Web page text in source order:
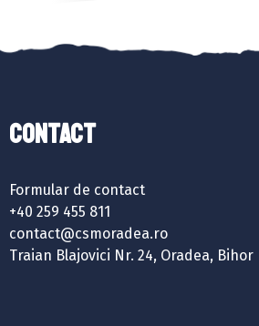
Contact
Formular de contact
+40 259 455 811
contact@csmoradea.ro
Traian Blajovici Nr. 24, Oradea, Bihor